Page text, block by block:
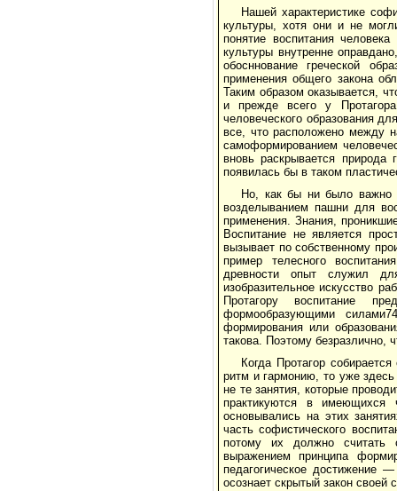
Нашей характеристике
культуры, хотя они и не
понятие воспитания
культуры внутренне
обосннование греческой
применения общего закона
Таким образом оказывается,
и прежде всего у
человеческого образования
все, что расположено между
самоформированием
вновь раскрывается
появилась бы в таком
Но, как бы ни было важно
возделыванием пашни для
применения. Знания,
Воспитание не является
вызывает по собственному
пример телесного
древности опыт служил
изобразительное искусство
Протагору воспитание
формообразующими
формирования или
такова. Поэтому безразлично,
Когда Протагор
ритм и гармонию, то уже
не те занятия, которые
практикуются в имеющихся
основывались на этих
часть софистического
потому их должно считать
выражением принципа
педагогическое достижение
осознает скрытый закон своей